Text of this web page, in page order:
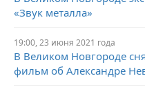
«Звук металла»
19:00, 23 июня 2021 года
В Великом Новгороде
фильм об Александре